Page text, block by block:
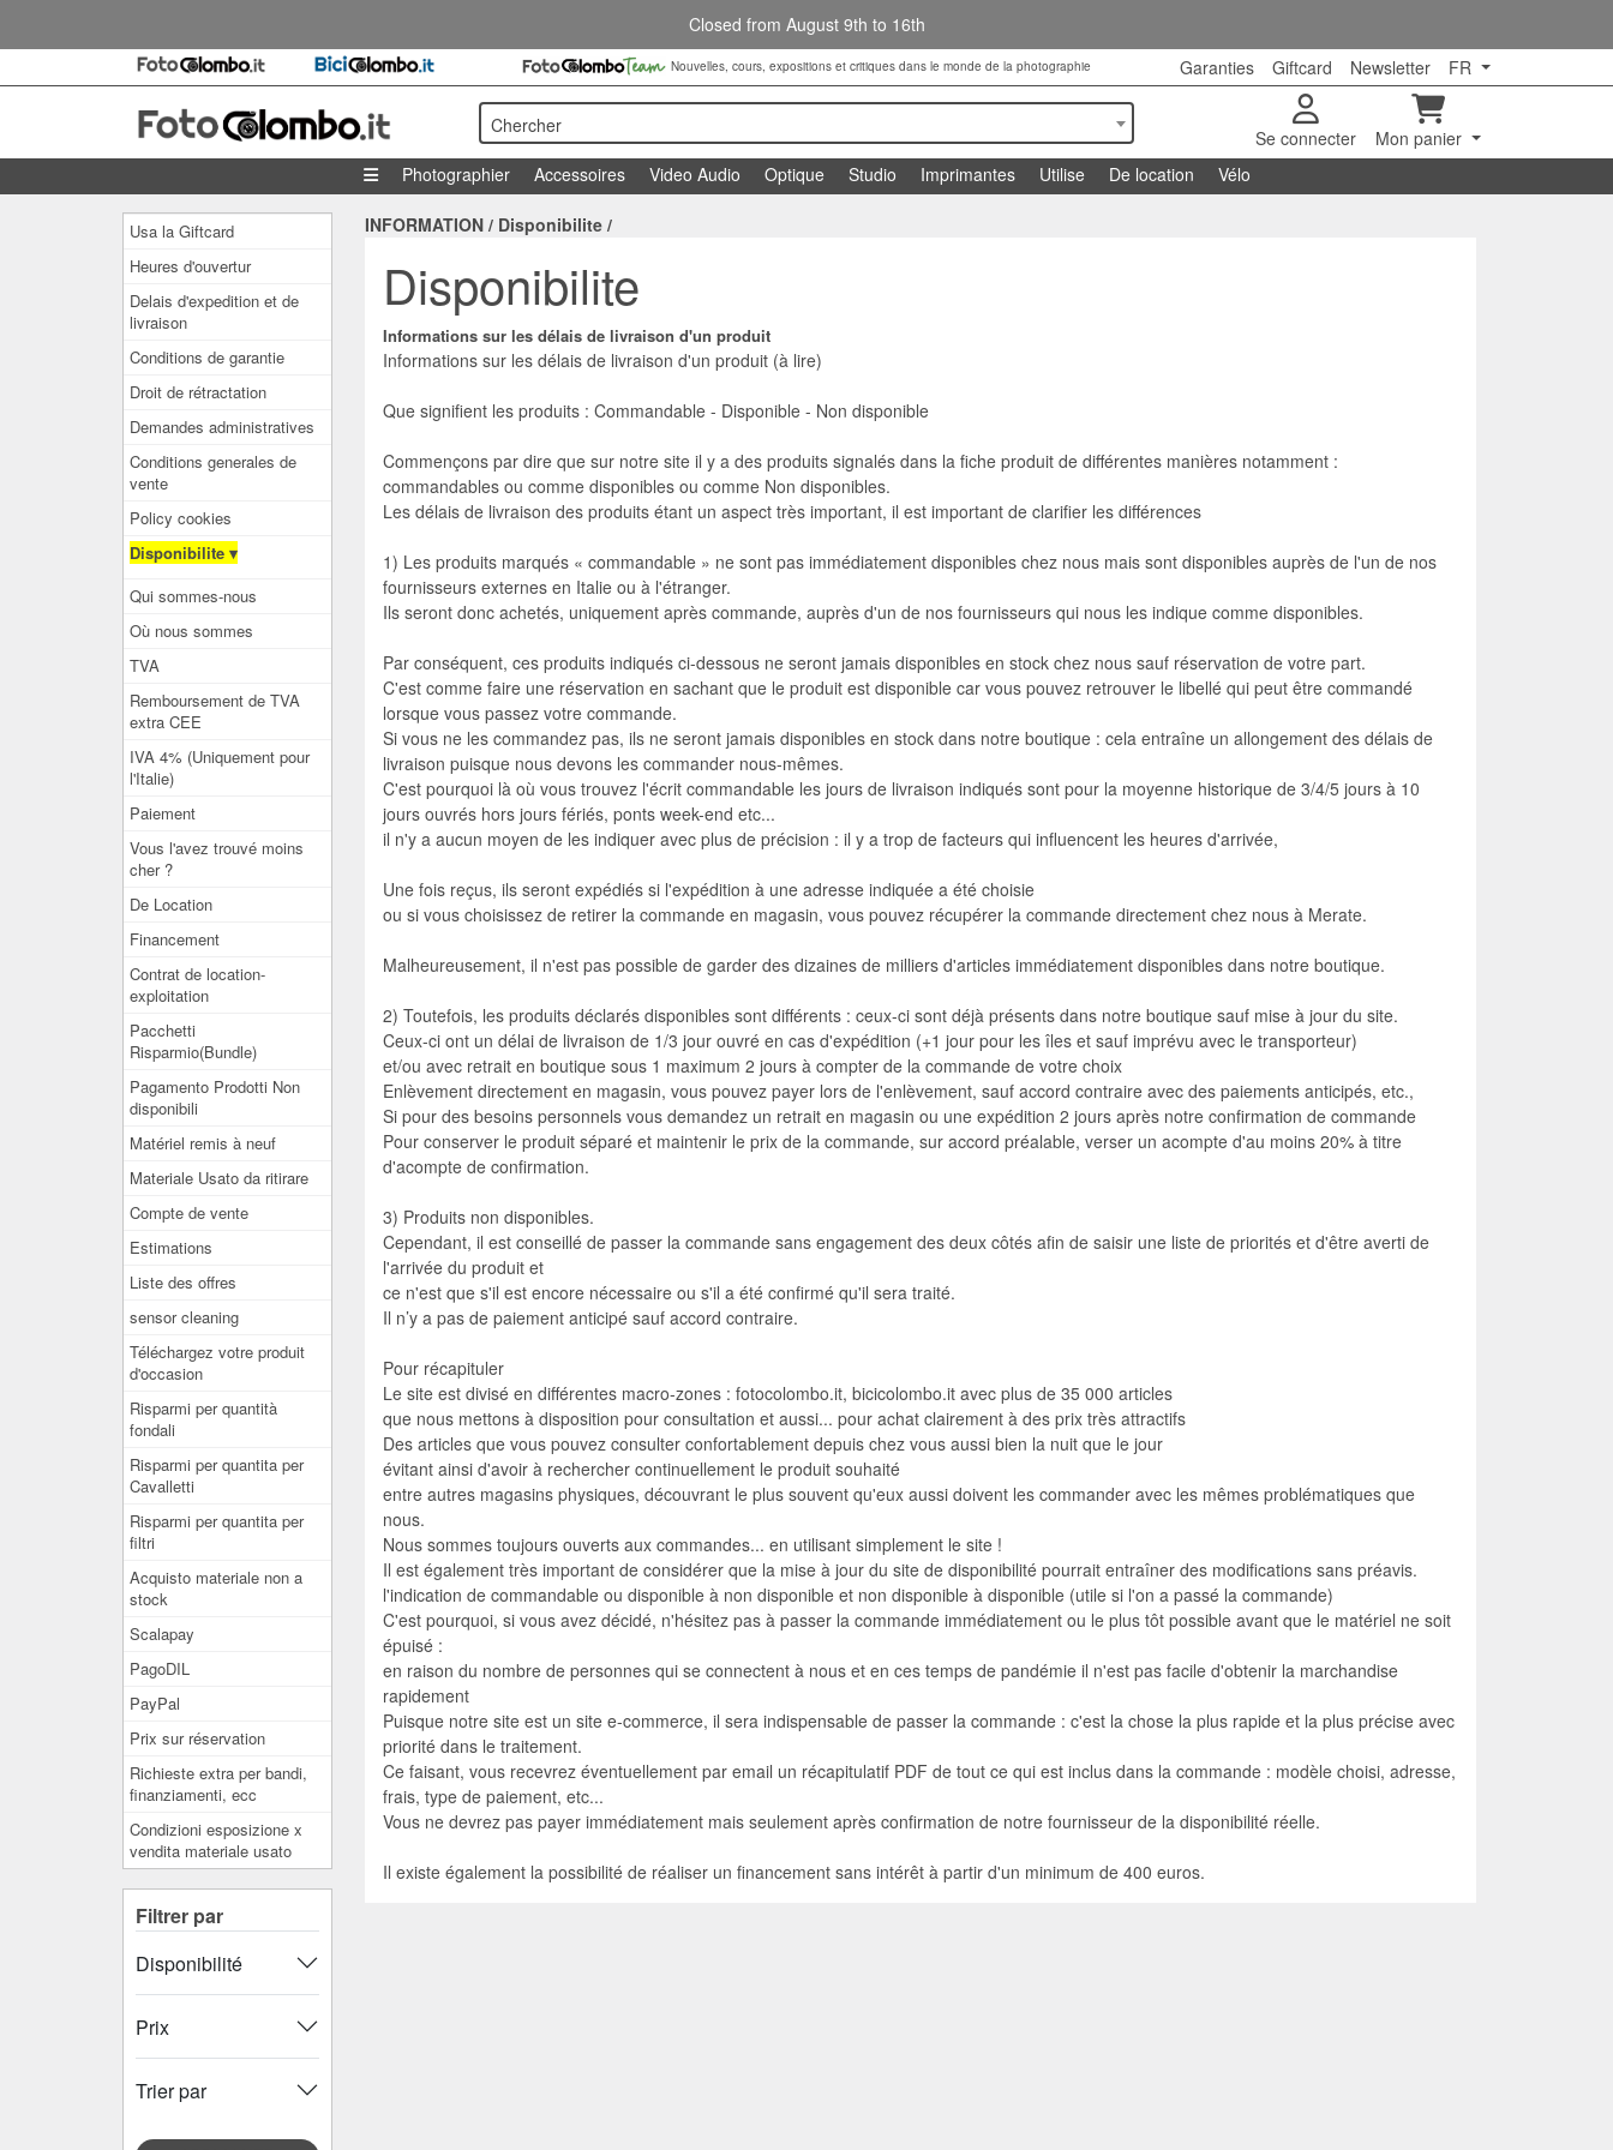
Closed from August 9th to 16th
Nouvelles, cours, expositions et critiques dans le monde de la photographie Garanties Giftcard Newsletter FR
Chercher
Se connecter
Mon panier
Photographier
Accessoires Video Audio Optique Studio Imprimantes Utilise De location Vélo
Usa la Giftcard
Heures d'ouvertur
Delais d'expedition et de
livraison
Conditions de garantie
Droit de rétractation
Demandes administratives
Conditions generales de
vente
Policy cookies
Disponibilite ▾
Qui sommes-nous
Où nous sommes
TVA
Remboursement de TVA
extra CEE
IVA 4% (Uniquement pour
l'Italie)
Paiement
Vous l'avez trouvé moins
cher ?
De Location
Financement
Contrat de location-
exploitation
Pacchetti
Risparmio(Bundle)
Pagamento Prodotti Non
disponibili
Matériel remis à neuf
Materiale Usato da ritirare
Compte de vente
Estimations
Liste des offres
sensor cleaning
Téléchargez votre produit
d'occasion
Risparmi per quantità
fondali
Risparmi per quantita per
Cavalletti
Risparmi per quantita per
filtri
Acquisto materiale non a
stock
Scalapay
PagoDIL
PayPal
Prix ​​sur réservation
Richieste extra per bandi,
finanziamenti, ecc
Condizioni esposizione x
vendita materiale usato
Filtrer par
Disponibilité
Prix
Trier par
INFORMATION / Disponibilite /
Disponibilite
Informations sur les délais de livraison d'un produit
Informations sur les délais de livraison d'un produit (à lire)
Que signifient les produits : Commandable - Disponible - Non disponible
Commençons par dire que sur notre site il y a des produits signalés dans la fiche produit de différentes manières notamment :
commandables ou comme disponibles ou comme Non disponibles.
Les délais de livraison des produits étant un aspect très important, il est important de clarifier les différences
1) Les produits marqués « commandable » ne sont pas immédiatement disponibles chez nous mais sont disponibles auprès de l'un de nos
fournisseurs externes en Italie ou à l'étranger.
Ils seront donc achetés, uniquement après commande, auprès d'un de nos fournisseurs qui nous les indique comme disponibles.
Par conséquent, ces produits indiqués ci-dessous ne seront jamais disponibles en stock chez nous sauf réservation de votre part.
C'est comme faire une réservation en sachant que le produit est disponible car vous pouvez retrouver le libellé qui peut être commandé
lorsque vous passez votre commande.
Si vous ne les commandez pas, ils ne seront jamais disponibles en stock dans notre boutique : cela entraîne un allongement des délais de
livraison puisque nous devons les commander nous-mêmes.
C'est pourquoi là où vous trouvez l'écrit commandable les jours de livraison indiqués sont pour la moyenne historique de 3/4/5 jours à 10
jours ouvrés hors jours fériés, ponts week-end etc...
il n'y a aucun moyen de les indiquer avec plus de précision : il y a trop de facteurs qui influencent les heures d'arrivée,
Une fois reçus, ils seront expédiés si l'expédition à une adresse indiquée a été choisie
ou si vous choisissez de retirer la commande en magasin, vous pouvez récupérer la commande directement chez nous à Merate.
Malheureusement, il n'est pas possible de garder des dizaines de milliers d'articles immédiatement disponibles dans notre boutique.
2) Toutefois, les produits déclarés disponibles sont différents : ceux-ci sont déjà présents dans notre boutique sauf mise à jour du site.
Ceux-ci ont un délai de livraison de 1/3 jour ouvré en cas d'expédition (+1 jour pour les îles et sauf imprévu avec le transporteur)
et/ou avec retrait en boutique sous 1 maximum 2 jours à compter de la commande de votre choix
Enlèvement directement en magasin, vous pouvez payer lors de l'enlèvement, sauf accord contraire avec des paiements anticipés, etc.,
Si pour des besoins personnels vous demandez un retrait en magasin ou une expédition 2 jours après notre confirmation de commande
Pour conserver le produit séparé et maintenir le prix de la commande, sur accord préalable, verser un acompte d'au moins 20% à titre
d'acompte de confirmation.
3) Produits non disponibles.
Cependant, il est conseillé de passer la commande sans engagement des deux côtés afin de saisir une liste de priorités et d'être averti de
l'arrivée du produit et
ce n'est que s'il est encore nécessaire ou s'il a été confirmé qu'il sera traité.
Il n’y a pas de paiement anticipé sauf accord contraire.
Pour récapituler
Le site est divisé en différentes macro-zones : fotocolombo.it, bicicolombo.it avec plus de 35 000 articles
que nous mettons à disposition pour consultation et aussi... pour achat clairement à des prix très attractifs
Des articles que vous pouvez consulter confortablement depuis chez vous aussi bien la nuit que le jour
évitant ainsi d'avoir à rechercher continuellement le produit souhaité
entre autres magasins physiques, découvrant le plus souvent qu'eux aussi doivent les commander avec les mêmes problématiques que
nous.
Nous sommes toujours ouverts aux commandes... en utilisant simplement le site !
Il est également très important de considérer que la mise à jour du site de disponibilité pourrait entraîner des modifications sans préavis.
l'indication de commandable ou disponible à non disponible et non disponible à disponible (utile si l'on a passé la commande)
C'est pourquoi, si vous avez décidé, n'hésitez pas à passer la commande immédiatement ou le plus tôt possible avant que le matériel ne soit
épuisé :
en raison du nombre de personnes qui se connectent à nous et en ces temps de pandémie il n'est pas facile d'obtenir la marchandise
rapidement
Puisque notre site est un site e-commerce, il sera indispensable de passer la commande : c'est la chose la plus rapide et la plus précise avec
priorité dans le traitement.
Ce faisant, vous recevrez éventuellement par email un récapitulatif PDF de tout ce qui est inclus dans la commande : modèle choisi, adresse,
frais, type de paiement, etc...
Vous ne devrez pas payer immédiatement mais seulement après confirmation de notre fournisseur de la disponibilité réelle.
Il existe également la possibilité de réaliser un financement sans intérêt à partir d'un minimum de 400 euros.